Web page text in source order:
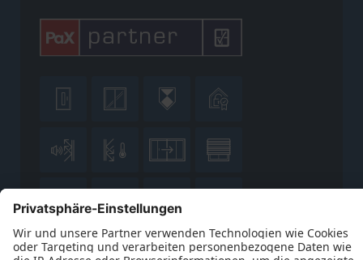
   
   
  